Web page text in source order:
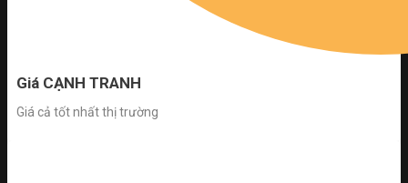
Giá CẠNH TRANH
Giá cả tốt nhất thị trường